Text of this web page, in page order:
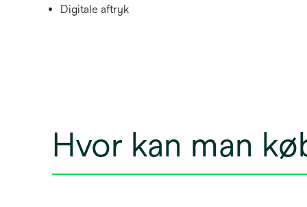
Digitale aftryk
Hvor kan man